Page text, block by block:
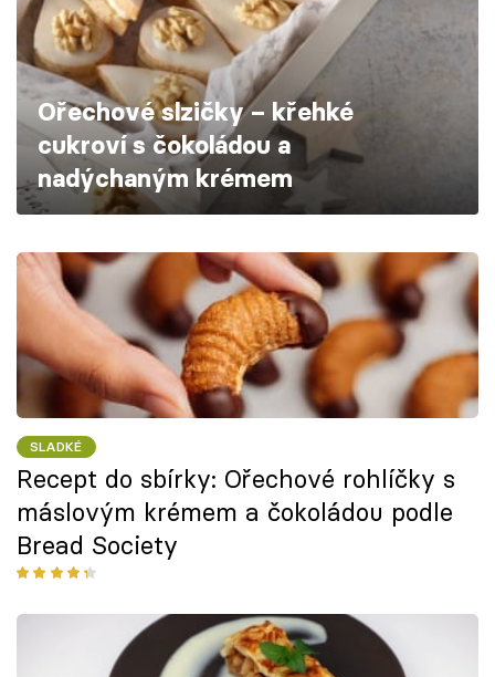
Škola vaření
Recepty z TV
Speciál: Cuketa
Těhotnej kuchař
Přihlášení
Sledujte nás
Ořechové slzičky – křehké
cukroví s čokoládou a
nadýchaným krémem
SLADKÉ
Recept do sbírky: Ořechové rohlíčky s
máslovým krémem a čokoládou podle
Bread Society